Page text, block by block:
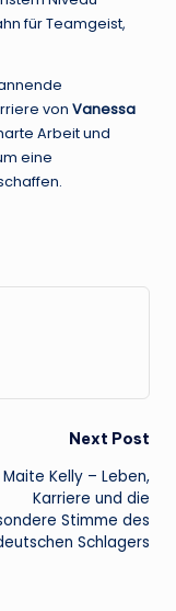
für Teamgeist,
von Vanessa
Arbeit und
eine
Next Post
Maite Kelly – Leben,
Karriere und die
Stimme des
Schlagers